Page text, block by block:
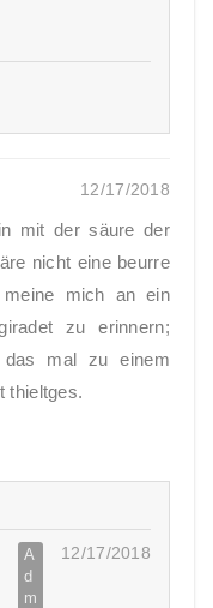
12/17/2018
mit der säure der
nicht eine beurre
mich an ein
zu erinnern;
mal zu einem
thieltges.
12/17/2018